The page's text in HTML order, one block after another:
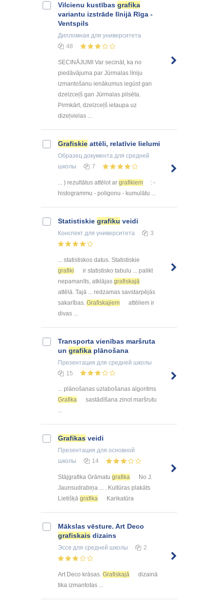
Vilcienu kustības grafika
variantu izstrāde līnijā Rīga -
Ventspils
Дипломная для университета
48
SECINĀJUMI Var secināt, ka no
piedāvājuma par Jūrmalas līniju
izmantošanu ienākumus iegūst gan
dzelzceļš gan Jūrmalas pilsēta.
Pirmkārt, dzelzceļš ietaupa uz
dizeļvielas ...
Grafiskie attēli, relatīvie lielumi
Образец документа для средней
школы
7
... ) rezultātus attēlot ar grafikiem
: -
histogrammu - poligonu - kumulātu ...
Statistiskie grafiku veidi
Конспект для университета 3
... statistiskos datus. Statistiskie
grafiki
ir statistisko tabulu ... palikt
nepamanīts, atklājas grafiskajā
attēlā. Tajā ... redzamas savstarpējās
sakarības. Grafiskajiem
attēliem ir
divas ...
Transporta vienības maršruta
un grafika plānošana
Презентация для средней школы
15
... plānošanas uzlabošanas algoritms
Grafika
sastādīšana zinot maršrutu
...
Grafikas veidi
Презентация для основной
школы
14
Stājgrafika Grāmatu grafika
No J.
Jaunsudrabiņa ... . Kultūras plakāts
Lietišķā grafika Karikatūra
Mākslas vēsture. Art Deco
grafiskais dizains
Эссе для средней школы 2
Art Deco krāsas. Grafiskajā
dizainā
tika izmantotas ...